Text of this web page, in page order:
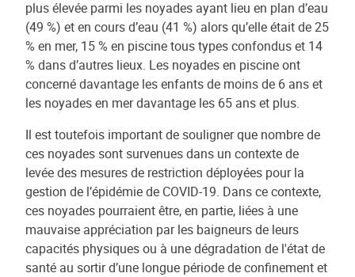
plus élevée parmi les noyades ayant lieu en plan d’eau
(49 %) et en cours d’eau (41 %) alors qu’elle était de 25
% en mer, 15 % en piscine tous types confondus et 14
% dans d’autres lieux. Les noyades en piscine ont
concerné davantage les enfants de moins de 6 ans et
les noyades en mer davantage les 65 ans et plus.
Il est toutefois important de souligner que nombre de
ces noyades sont survenues dans un contexte de
levée des mesures de restriction déployées pour la
gestion de l’épidémie de COVID-19. Dans ce contexte,
ces noyades pourraient être, en partie, liées à une
mauvaise appréciation par les baigneurs de leurs
capacités physiques ou à une dégradation de l'état de
santé au sortir d’une longue période de confinement et